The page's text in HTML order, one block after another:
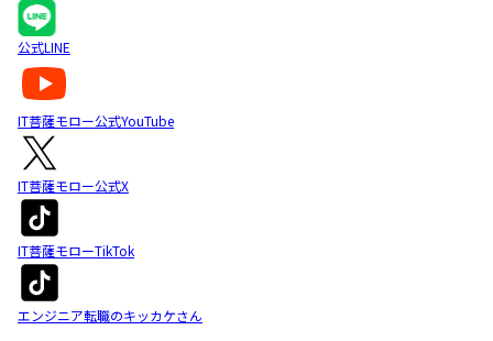
公式LINE
IT菩薩モロー公式YouTube
IT菩薩モロー公式X
IT菩薩モローTikTok
エンジニア転職のキッカケさん